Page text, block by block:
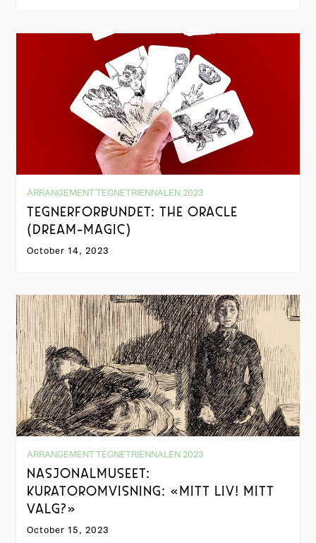
ARRANGEMENT TEGNETRIENNALEN 2023
TEGNERFORBUNDET: THE ORACLE
(DREAM-MAGIC)
October 14, 2023
ARRANGEMENT TEGNETRIENNALEN 2023
NASJONALMUSEET:
KURATOROMVISNING: «MITT LIV! MITT
VALG?»
October 15, 2023